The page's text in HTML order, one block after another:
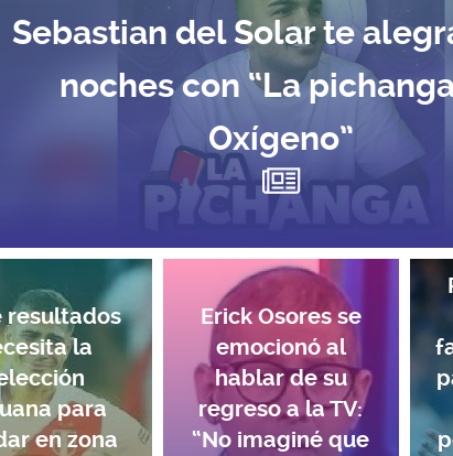
Sebastian del Solar te
noches con “La
Oxígeno”
resultados
la
para
en zona
Erick Osores se
emocionó al
hablar de su
regreso a la TV:
“No imaginé que